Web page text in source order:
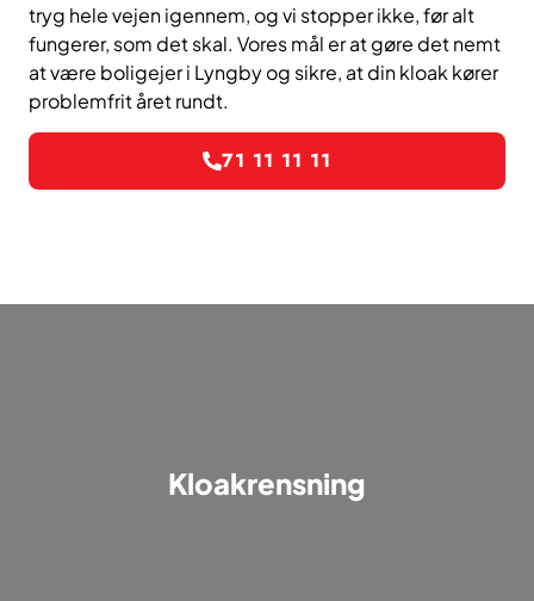
tryg hele vejen igennem, og vi stopper ikke, før alt
fungerer, som det skal. Vores mål er at gøre det nemt
at være boligejer i Lyngby og sikre, at din kloak kører
problemfrit året rundt.
71 11 11 11
Kloakrensning